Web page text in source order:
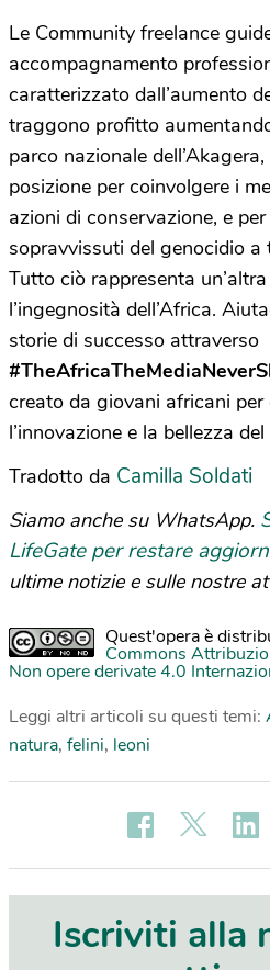
Le Community freelance
accompagnamento
caratterizzato dall’aumento
traggono profitto
parco nazionale
posizione per coinvolgere i
azioni di conservazione, e
sopravvissuti del genocidio
Tutto ciò rappresenta
l’ingegnosità dell’Africa.
storie di successo attraverso
creato da giovani africani per
l’innovazione e la bellezza
Tradotto da Camilla Soldati
Siamo anche su WhatsApp.
LifeGate per restare
ultime notizie e sulle nostre
Quest'opera è
Commons
Non opere derivate 4.0
Leggi altri articoli su questi temi:
natura, felini, leoni
Iscriviti alla